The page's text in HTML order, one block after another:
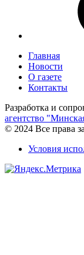
Главная
Новости
О газете
Контакты
Разработка и
агентство
© 2024 Все права
Условия